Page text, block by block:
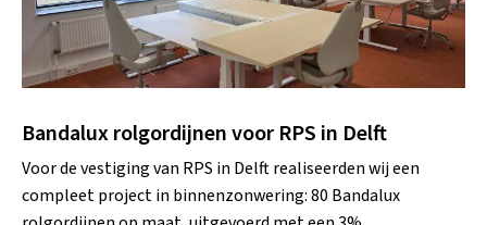
Bandalux rolgordijnen voor RPS in Delft
Voor de vestiging van RPS in Delft realiseerden wij een
compleet project in binnenzonwering: 80 Bandalux